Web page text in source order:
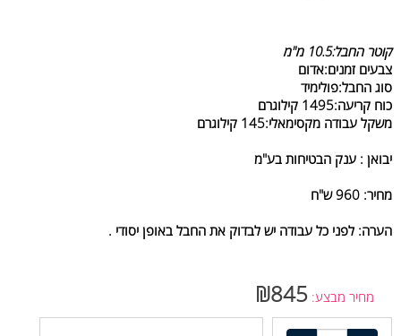
קוטר החבל:10.5 מ"מ
צבעים זמנים:אדום
סוג החבל:פולימיד
כוח קריעה:1495 קילוגרם
משקל עבודה מקסימאלי:145 קילוגרם
יבואן : ענק הבטיחות בע"מ
מחיר: 960 ש"ח
הערה: לפני כל עבודה יש לבדוק את החבל באופן יסודי .
מחיר מבצע: ₪845